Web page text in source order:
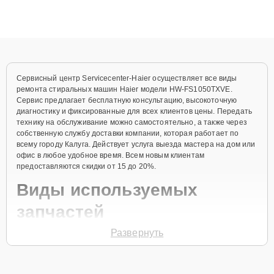
Сервисный центр Servicecenter-Haier осуществляет все виды
ремонта стиральных машин Haier модели HW-FS1050TXVE.
Сервис предлагает бесплатную консультацию, высокоточную
диагностику и фиксированные для всех клиентов цены. Передать
технику на обслуживание можно самостоятельно, а также через
собственную службу доставки компании, которая работает по
всему городу Калуга. Действует услуга выезда мастера на дом или
офис в любое удобное время. Всем новым клиентам
предоставляются скидки от 15 до 20%.
Виды используемых
запчастей
Для ремонта стиральной машины модели HW-FS1050TXVE
Развернуть